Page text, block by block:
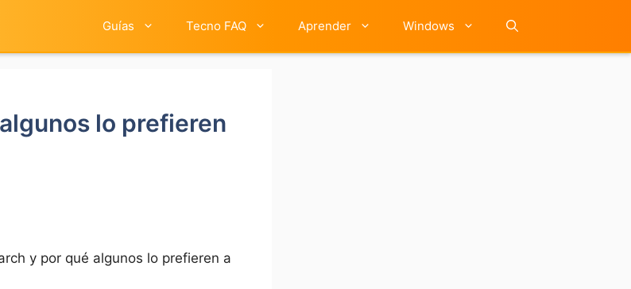
Guías Tecno FAQ Aprender Windows
lo prefieren
y por qué algunos lo prefieren a